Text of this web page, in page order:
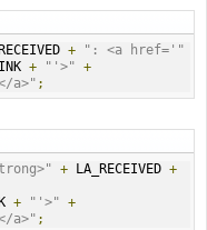
+
": <a href='"
+ "'>" +
a>" ;
+ LA_RECEIVED +
+ "'>" +
a>" ;